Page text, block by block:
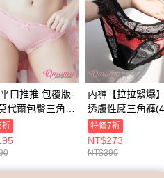
口推推 包覆版-
代爾包臀三角褲
)
折
內褲【拉拉緊爆
透膚性感三角褲
特價7折
NT$273
NT$390